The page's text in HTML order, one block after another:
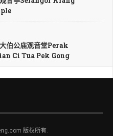
伯公庙观音堂Perak
Ci Tua Pek Gong
版权所有.